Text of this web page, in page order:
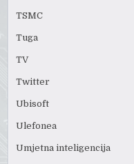
TSMC
Tuga
TV
Twitter
Ubisoft
Ulefonea
Umjetna inteligencija